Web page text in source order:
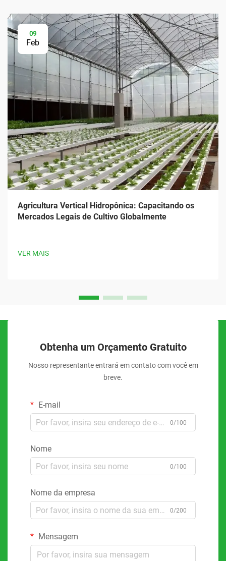
09
Feb
Agricultura Vertical Hidropônica: Capacitando os
Mercados Legais de Cultivo Globalmente
VER MAIS
Obtenha um Orçamento Gratuito
Nosso representante entrará em contato com você em
breve.
E-mail
0/100
Nome
0/100
Nome da empresa
0/200
Mensagem